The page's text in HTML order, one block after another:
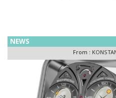
2017年の初代モデルを現代的
クラシック」誕生～40mm
を持つ進化形リストモンとし
アの
NEWS
From :